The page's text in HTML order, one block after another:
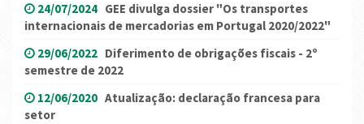
24/07/2024 GEE divulga dossier "Os transportes
internacionais de mercadorias em Portugal 2020/2022"
29/06/2022 Diferimento de obrigações fiscais - 2º
semestre de 2022
12/06/2020 Atualização: declaração francesa para
setor